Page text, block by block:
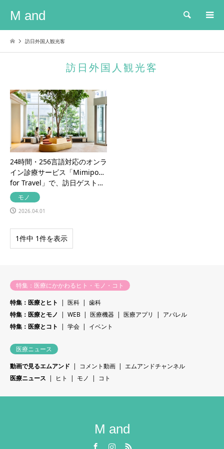
M and 検索
訪日外国人観光客
訪日外国人観光客
24時間・256言語対応のオンラ
イン診療サービス「Mimipo
for Travel」で、訪日ゲスト…
モノ
2026.04.01
1件中 1件を表示
特集：医療にかかわるヒト・モノ・コト
特集：医療とヒト
医科
歯科
特集：医療とモノ
WEB 医療機器 医療アプリ
アパレル
特集：医療とコト
学会 イベント
医療ニュース
動画で見るエムアンド
コメント動画
エムアンドチャンネル
医療ニュース
ヒト モノ コト
M and